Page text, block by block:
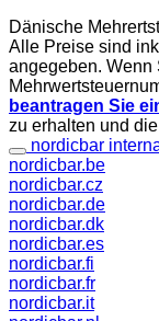
Dänische
Alle Preise sind
angegeben. Wenn
beantragen Sie
zu erhalten und
nordicbar
nordicbar.be
nordicbar.cz
nordicbar.de
nordicbar.dk
nordicbar.es
nordicbar.fi
nordicbar.fr
nordicbar.it